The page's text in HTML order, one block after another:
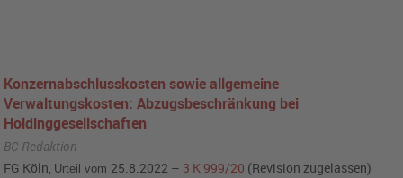
Konzernabschlusskosten sowie allgemeine
Verwaltungskosten: Abzugsbeschränkung bei
Holdinggesellschaften
BC-Redaktion
FG Köln, Urteil vom 25.8.2022 – 3 K 999/20 (Revision zugelassen)